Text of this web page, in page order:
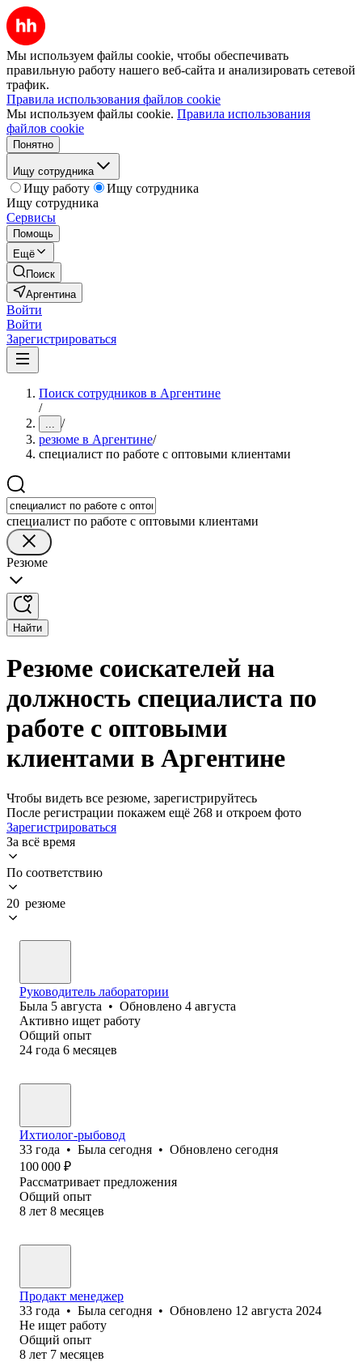
Мы используем файлы cookie, чтобы обеспечивать
правильную работу нашего веб-сайта и анализировать сетевой
трафик.
Правила использования файлов cookie
Мы используем файлы cookie. Правила использования
файлов cookie
Понятно
Ищу сотрудника
Ищу работу
Ищу сотрудника
Ищу сотрудника
Сервисы
Помощь
Ещё
Поиск
Аргентина
Войти
Войти
Зарегистрироваться
Поиск сотрудников в Аргентине
/
... /
резюме в Аргентине/
специалист по работе с оптовыми клиентами
специалист по работе с оптовыми клиентами
Резюме
Найти
Резюме соискателей на
должность специалиста по
работе с оптовыми
клиентами в Аргентине
Чтобы видеть все резюме, зарегистрируйтесь
После регистрации покажем ещё 268 и откроем фото
Зарегистрироваться
За всё время
По соответствию
20 резюме
Руководитель лаборатории
Была 5 августа • Обновлено 4 августа
Активно ищет работу
Общий опыт
24 года 6 месяцев
Ихтиолог-рыбовод
33 года • Была сегодня • Обновлено сегодня
100 000 ₽
Рассматривает предложения
Общий опыт
8 лет 8 месяцев
Продакт менеджер
33 года • Была сегодня • Обновлено 12 августа 2024
Не ищет работу
Общий опыт
8 лет 7 месяцев